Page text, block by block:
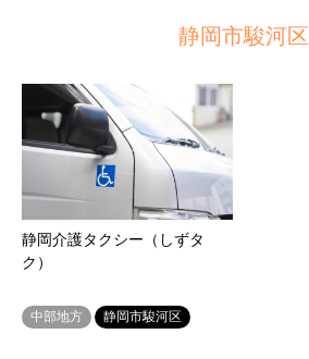
静岡市駿河区
静岡介護タクシー（しずタ
ク）
中部地方 静岡市駿河区